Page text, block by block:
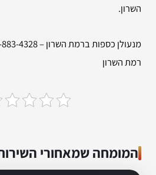
השרון.
רמת השרון
המומחה שמאחורי